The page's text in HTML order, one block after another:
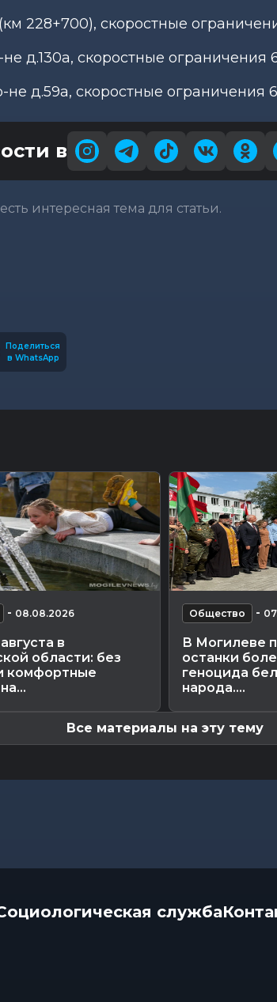
228+700), скоростные
д.130а, скоростные ограничения
д.59а, скоростные ограничения
в
интересная тема для статьи.
Поделиться
в WhatsApp
- 08.08.2026
в
области: без
комфортные
Общество -
В Могилеве
останки
геноцида
народа....
Все материалы на эту тему
служба